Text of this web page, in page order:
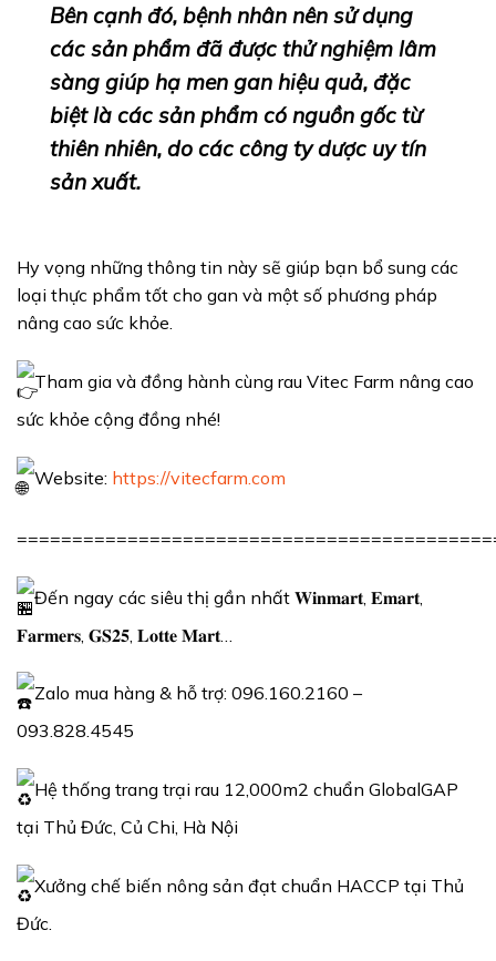
Bên cạnh đó, bệnh nhân nên sử dụng
các sản phẩm đã được thử nghiệm lâm
sàng giúp hạ men gan hiệu quả, đặc
biệt là các sản phẩm có nguồn gốc từ
thiên nhiên, do các công ty dược uy tín
sản xuất.
Hy vọng những thông tin này sẽ giúp bạn bổ sung các
loại thực phẩm tốt cho gan và một số phương pháp
nâng cao sức khỏe.
Tham gia và đồng hành cùng rau Vitec Farm nâng cao
sức khỏe cộng đồng nhé!
Website: https://vitecfarm.com
Đến ngay các siêu thị gần nhất 𝐖𝐢𝐧𝐦𝐚𝐫𝐭, 𝐄𝐦𝐚𝐫𝐭,
𝐅𝐚𝐫𝐦𝐞𝐫𝐬, 𝐆𝐒𝟐𝟓, 𝐋𝐨𝐭𝐭𝐞 𝐌𝐚𝐫𝐭…
Zalo mua hàng & hỗ trợ: 096.160.2160 –
093.828.4545
Hệ thống trang trại rau 12,000m2 chuẩn GlobalGAP
tại Thủ Đức, Củ Chi, Hà Nội
Xưởng chế biến nông sản đạt chuẩn HACCP tại Thủ
Đức.